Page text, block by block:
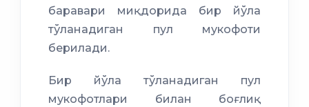
баравари миқдорида бир йўла
тўланадиган пул мукофоти
берилади.
Бир йўла тўланадиган пул
мукофотлари билан боғлиқ